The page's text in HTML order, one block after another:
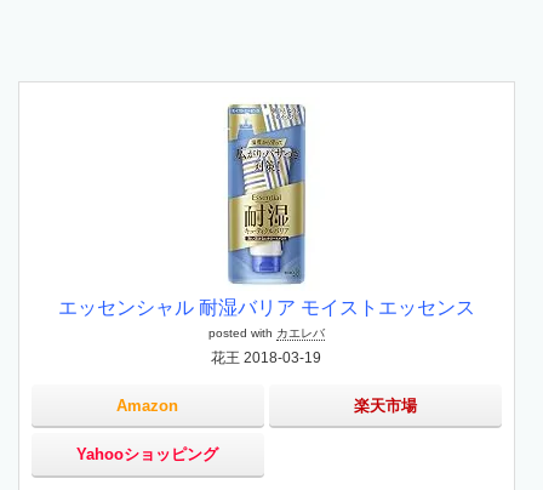
エッセンシャル 耐湿バリア モイストエッセンス
posted with カエレバ
花王 2018-03-19
Amazon 楽天市場
Yahooショッピング